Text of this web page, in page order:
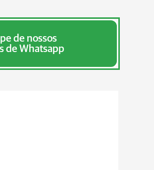
de nossos
de Whatsapp